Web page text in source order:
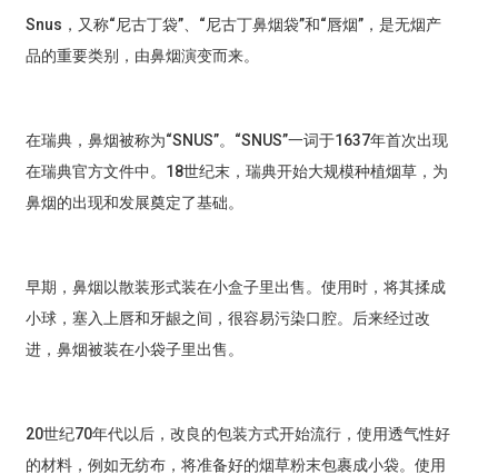
Snus，又称“尼古丁袋”、“尼古丁鼻烟袋”和“唇烟”，是无烟产
品的重要类别，由鼻烟演变而来。
在瑞典，鼻烟被称为“SNUS”。“SNUS”一词于1637年首次出现
在瑞典官方文件中。18世纪末，瑞典开始大规模种植烟草，为
鼻烟的出现和发展奠定了基础。
早期，鼻烟以散装形式装在小盒子里出售。使用时，将其揉成
小球，塞入上唇和牙龈之间，很容易污染口腔。后来经过改
进，鼻烟被装在小袋子里出售。
20世纪70年代以后，改良的包装方式开始流行，使用透气性好
的材料，例如无纺布，将准备好的烟草粉末包裹成小袋。使用